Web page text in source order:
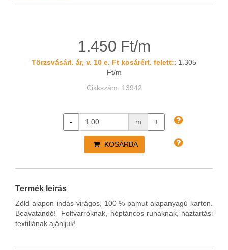
1.450 Ft/m
Törzsvásárl. ár, v. 10 e. Ft kosárért. felett:: 1.305
Ft/m
Cikkszám: 13942
- m +
KOSÁRBA
Termék leírás
Zöld alapon indás-virágos, 100 % pamut alapanyagú karton.
Beavatandó! Foltvarróknak, néptáncos ruháknak, háztartási
textiliának ajánljuk!